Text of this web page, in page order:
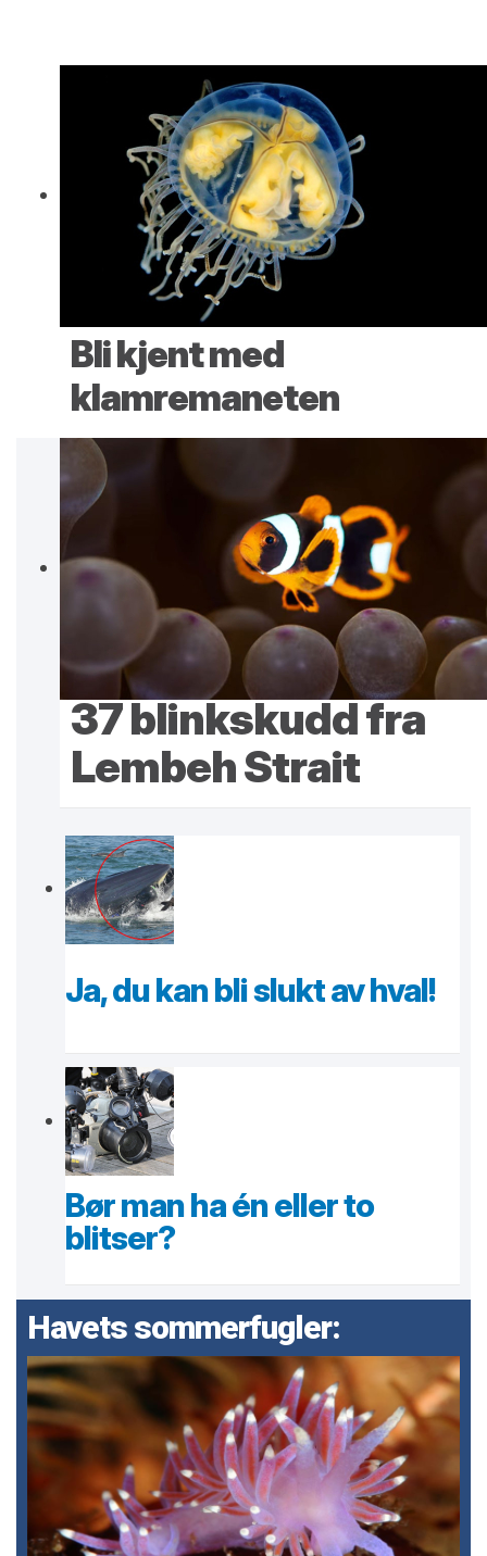
Bli kjent med
klamremaneten
37 blinkskudd fra
Lembeh Strait
Ja, du kan bli slukt av hval!
Bør man ha én eller to
blitser?
Havets sommerfugler: